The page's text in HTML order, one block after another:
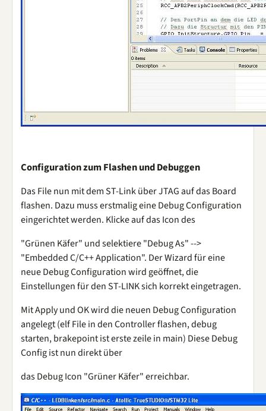
Configuration zum Flashen und Debuggen
Das File nun mit dem ST-Link über JTAG auf das Board
flashen. Dazu muss erstmalig eine Debug Configuration
eingerichtet werden. Klicke auf das Icon des
"Grünen Käfer" und selektiere "Debug As" -->
"Embedded C/C++ Application". Der Wizard für eine
neue Debug Configuration wird geöffnet, die
Einstellungen für den ST-LINK sich korrekt eingetragen.
Mit Apply und OK wird die neuen Debug Configuration
angelegt (elf File in den Controller flashen, debug
starten, brakepoint ist erste zeile in main) Diese Debug
Config ist nun direkt über
das Debug Icon "Grüner Käfer" erreichbar.